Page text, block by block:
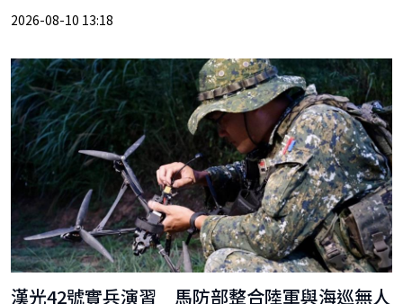
2026-08-10 13:18
漢光42號實兵演習 馬防部整合陸軍與海巡無人